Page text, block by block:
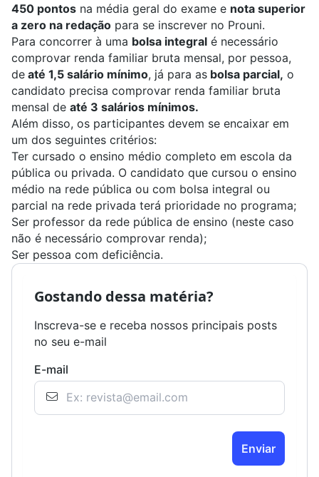
450 pontos na média geral do exame e nota superior
a zero na redação para se inscrever no Prouni.
Para concorrer à uma bolsa integral é necessário
comprovar renda familiar bruta mensal, por pessoa,
de até 1,5 salário mínimo, já para as bolsa parcial, o
candidato precisa comprovar renda familiar bruta
mensal de até 3 salários mínimos.
Além disso, os participantes devem se encaixar em
um dos seguintes critérios:
Ter cursado o ensino médio completo em escola da
pública ou privada. O candidato que cursou o ensino
médio na rede pública ou com bolsa integral ou
parcial na rede privada terá prioridade no programa;
Ser professor da rede pública de ensino (neste caso
não é necessário comprovar renda);
Ser pessoa com deficiência.
Gostando dessa matéria?
Inscreva-se e receba nossos principais posts
no seu e-mail
E-mail
Enviar